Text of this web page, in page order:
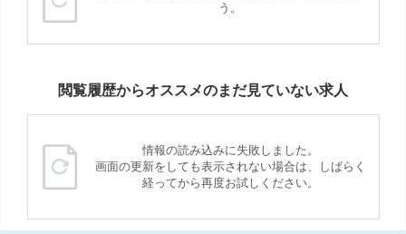
う。
閲覧履歴からオススメのまだ見ていない求人
情報の読み込みに失敗しました。
画面の更新をしても表示されない場合は、しばらく
経ってから再度お試しください。